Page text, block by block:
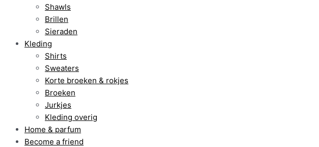
Shawls
Brillen
Sieraden
Kleding
Shirts
Sweaters
Korte broeken & rokjes
Broeken
Jurkjes
Kleding overig
Home & parfum
Become a friend